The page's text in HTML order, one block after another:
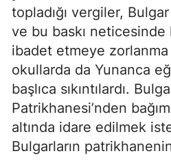
topladığı vergiler,
ve bu baskı
ibadet etmeye zorlanma
okullarda da Yunanca
başlıca sıkıntılardı.
Patrikhanesi’nden
altında idare edilmek
Bulgarların